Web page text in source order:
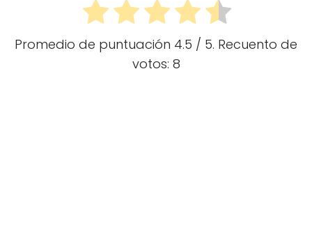
Promedio de puntuación 4.5 / 5. Recuento de
votos: 8